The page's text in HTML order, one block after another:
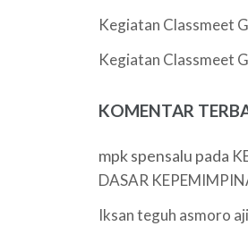
Kegiatan Classmeet
Kegiatan Classmeet
KOMENTAR
mpk spensalu pada
DASAR
Iksan teguh asmoro aji